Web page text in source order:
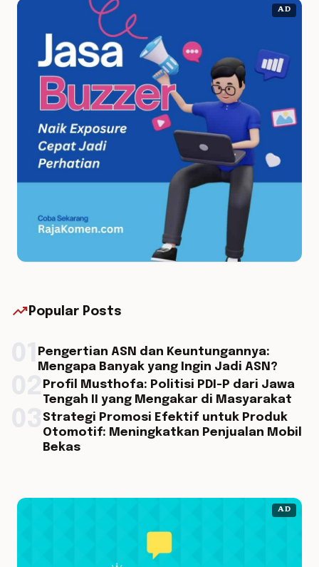
AD
trending_up Popular Posts
Pengertian ASN dan Keuntungannya:
Mengapa Banyak yang Ingin Jadi ASN?
Profil Musthofa: Politisi PDI-P dari Jawa
Tengah II yang Mengakar di Masyarakat
Strategi Promosi Efektif untuk Produk
Otomotif: Meningkatkan Penjualan Mobil
Bekas
AD